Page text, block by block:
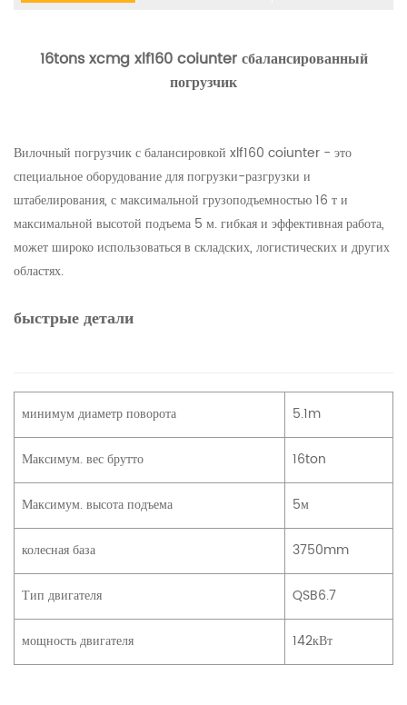
16tons xcmg xlf160 coiunter сбалансированный
погрузчик
Вилочный погрузчик с балансировкой xlf160 coiunter - это
специальное оборудование для погрузки-разгрузки и
штабелирования, с максимальной грузоподъемностью 16 т и
максимальной высотой подъема 5 м. гибкая и эффективная работа,
может широко использоваться в складских, логистических и других
областях.
быстрые детали
минимум диаметр поворота 5.1m
Максимум. вес брутто 16ton
Максимум. высота подъема 5м
колесная база 3750mm
Тип двигателя QSB6.7
мощность двигателя 142кВт